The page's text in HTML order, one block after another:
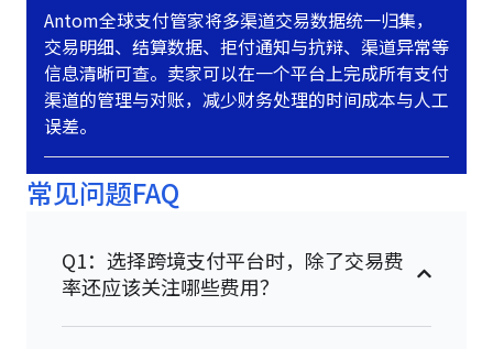
Antom全球支付管家将多渠道交易数据统一归集，
交易明细、结算数据、拒付通知与抗辩、渠道异常等
信息清晰可查。卖家可以在一个平台上完成所有支付
渠道的管理与对账，减少财务处理的时间成本与人工
误差。
常见问题FAQ
Q1：选择跨境支付平台时，除了交易费
率还应该关注哪些费用？